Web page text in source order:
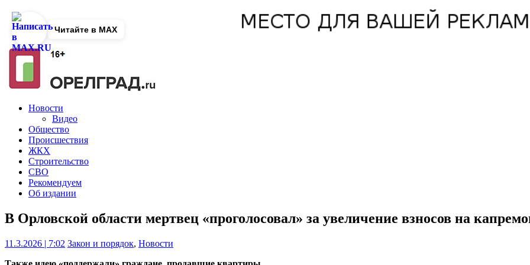
Новости
Видео
Общество
Происшествия
ЖКХ
Строительство
СВО
Рекомендуем
Об издании
В Орловской области мертвец «проголосовал» за увеличение взносов на
11.3.2026 | 7:02 Закон и порядок, Новости
Читайте в MAX